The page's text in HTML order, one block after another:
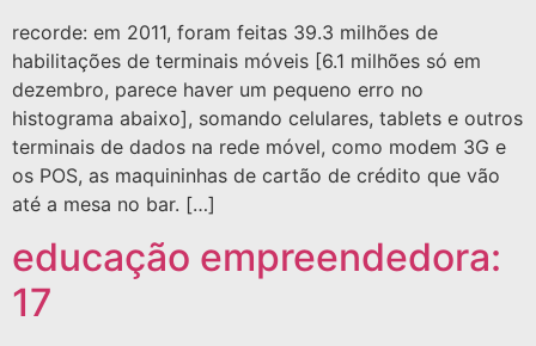
recorde: em 2011, foram feitas 39.3 milhões de
habilitações de terminais móveis [6.1 milhões só em
dezembro, parece haver um pequeno erro no
histograma abaixo], somando celulares, tablets e outros
terminais de dados na rede móvel, como modem 3G e
os POS, as maquininhas de cartão de crédito que vão
até a mesa no bar. […]
educação empreendedora:
17